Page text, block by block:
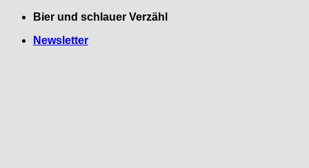
Zum
springen
Bier und schlauer Verzähl
Newsletter